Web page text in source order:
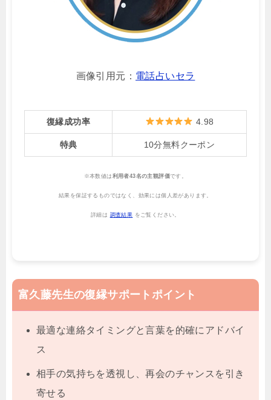
画像引用元： 電話占いセラ
復縁成功率 4.98
特典 10分無料クーポン
※本数値は 利用者43名の主観評価です。
結果を保証するものではなく、効果には個人差があります。
詳細は 調査結果 をご覧ください。
富久藤先生の復縁サポートポイント
最適な連絡タイミングと言葉を的確にアドバイ
ス
相手の気持ちを透視し、再会のチャンスを引き
寄せる